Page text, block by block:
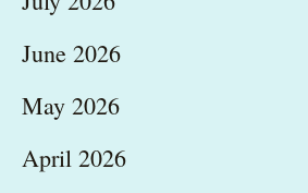
June 2026
May 2026
April 2026